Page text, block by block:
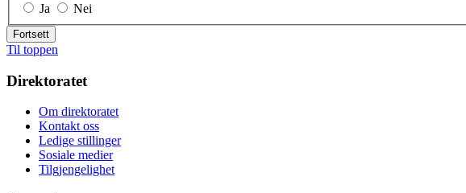
Ja
Nei
Fortsett
Til toppen
Direktoratet
Om direktoratet
Kontakt oss
Ledige stillinger
Sosiale medier
Tilgjengelighet